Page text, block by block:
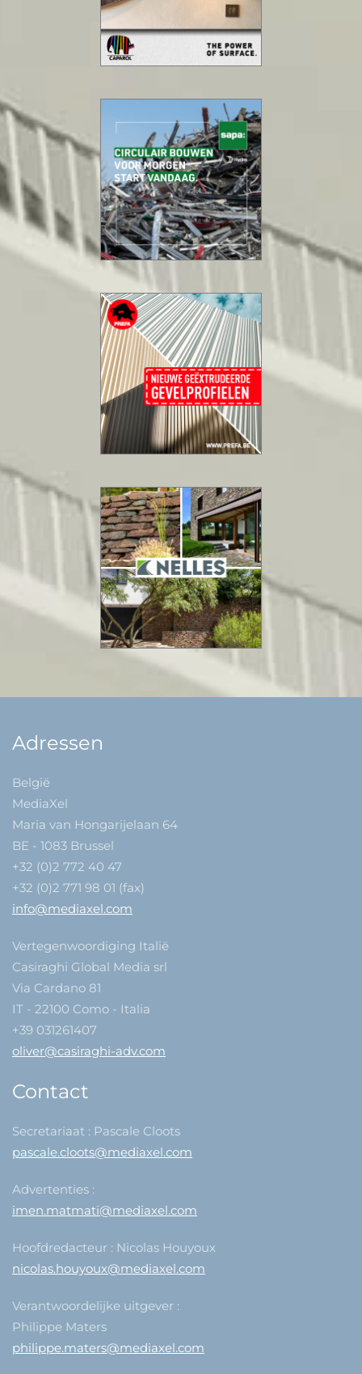
Adressen
België
MediaXel
Maria van Hongarijelaan 64
BE - 1083 Brussel
+32 (0)2 772 40 47
+32 (0)2 771 98 01 (fax)
info@mediaxel.com
Vertegenwoordiging Italië
Casiraghi Global Media srl
Via Cardano 81
IT - 22100 Como - Italia
+39 031261407
oliver@casiraghi-adv.com
Contact
Secretariaat : Pascale Cloots
pascale.cloots@mediaxel.com
Advertenties :
imen.matmati@mediaxel.com
Hoofdredacteur : Nicolas Houyoux
nicolas.houyoux@mediaxel.com
Verantwoordelijke uitgever :
Philippe Maters
philippe.maters@mediaxel.com